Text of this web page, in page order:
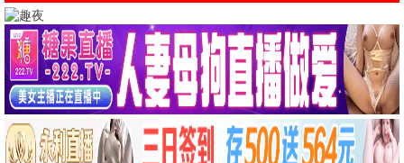
暗夜追缉
动作 / 犯罪 / 高清
爱情